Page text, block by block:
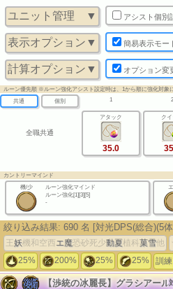
ユニット管理 ▼
アシスト個別
表示オプション▼ 簡易表示モー
計算オプション▼ オプション変
ルーン優先順 ※ルーン強化アシスト設定時は、1から順に強化対象
共通
個別 1 2
全職共通
アタック
35.0
ク
カントリーマインド
機/少
ルーン強化マインド
ルーン強化[1][3][5]
-
絞り込み結果: 690名 [対光DPS(総合)(5
王妖機和空西 エ魔恐砂死少動夏植科 菓雪他
25%
200% 25% 25% 訓
【渉統の冰麗長】グラシアール